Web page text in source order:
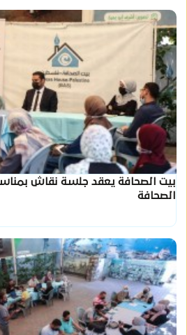
بيت الصحافة يعقد جلسة نقاش
الصحافة